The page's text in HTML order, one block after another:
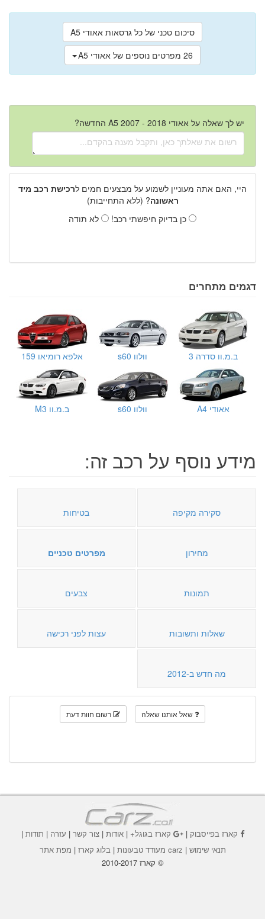
סיכום טכני של כל גרסאות אאודי A5
26 מפרטים נוספים של אאודי A5
יש לך שאלה על אאודי A5 2007 - 2018 החדשה?
היי, האם אתה מעוניין לשמוע על מבצעים חמים לרכישת רכב מיד
ראשונה? (ללא התחייבות)
כן בדיוק חיפשתי רכב!
לא תודה
דגמים מתחרים
ב.מ.וו סדרה 3 וולוו s60 אלפא רומיאו 159
אאודי A4 וולוו s60 ב.מ.וו M3
מידע נוסף על רכב זה:
סקירה מקיפה בטיחות
מחירון מפרטים טכניים
תמונות צבעים
שאלות ותשובות עצות לפני רכישה
מה חדש ב-2012
שאל אותנו שאלה רשום חוות דעת
קארז בפייסבוק| קארז בגוגל+|אודות |צור קשר | עזרה | תודות |
תנאי שימוש | carz מעודד טבעונות | בלוג קארז | מפת אתר
© קארז 2010-2017